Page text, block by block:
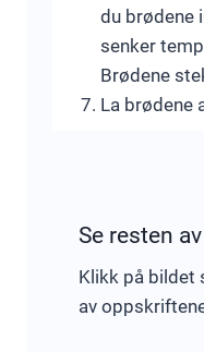
du brødene
senker
Brødene
La brødene
Se resten
Klikk på bildet
av